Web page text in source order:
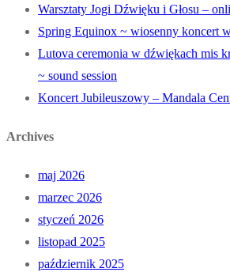
Warsztaty Jogi Dźwięku i Głosu –
Spring Equinox ~ wiosenny koncert
Lutova ceremonia w dźwiękach mis
~ sound session
Koncert Jubileuszowy – Mandala
Archives
maj 2026
marzec 2026
styczeń 2026
listopad 2025
październik 2025